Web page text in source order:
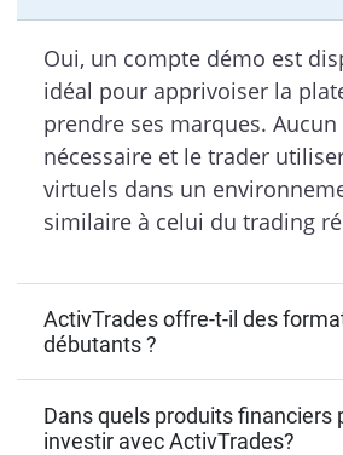
Oui, un compte démo est
idéal pour apprivoiser la
prendre ses marques. Aucun
nécessaire et le trader
virtuels dans un
similaire à celui du trading
ActivTrades offre-t-il des
débutants ?
Dans quels produits financiers
investir avec ActivTrades?